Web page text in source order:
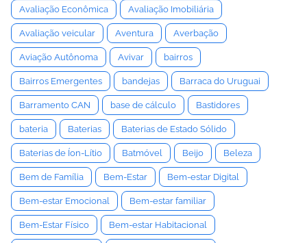
Avaliação Econômica Avaliação Imobiliária
Avaliação veicular Aventura Averbação
Aviação Autônoma Avivar bairros
Bairros Emergentes bandejas Barraca do Uruguai
Barramento CAN base de cálculo Bastidores
bateria Baterias Baterias de Estado Sólido
Baterias de Íon-Lítio Batmóvel Beijo Beleza
Bem de Família Bem-Estar Bem-estar Digital
Bem-estar Emocional Bem-estar familiar
Bem-Estar Físico Bem-estar Habitacional